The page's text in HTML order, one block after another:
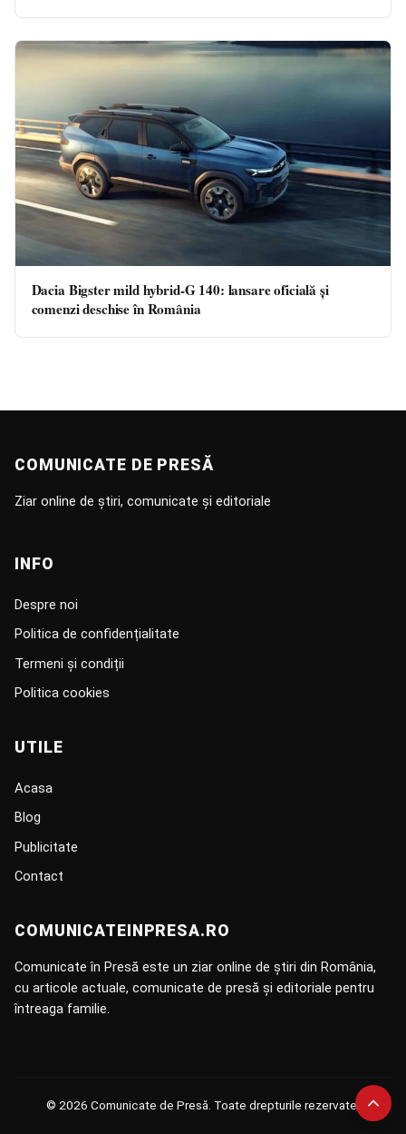
Dacia Bigster mild hybrid-G 140: lansare oficială și
comenzi deschise în România
COMUNICATE DE PRESĂ
Ziar online de știri, comunicate și editoriale
INFO
Despre noi
Politica de confidențialitate
Termeni și condiții
Politica cookies
UTILE
Acasa
Blog
Publicitate
Contact
COMUNICATEINPRESA.RO
Comunicate în Presă este un ziar online de știri din România,
cu articole actuale, comunicate de presă și editoriale pentru
întreaga familie.
© 2026 Comunicate de Presă. Toate drepturile rezervate.